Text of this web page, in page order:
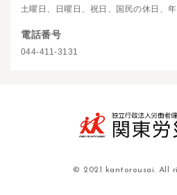
土曜日、日曜日、祝日、国民の休日、
電話番号
044-411-3131
© 2021 kantorousai. All